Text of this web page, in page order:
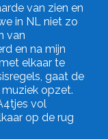
van zien en
in NL niet zo
van
en na mijn
elkaar te
gaat de
opzet.
vol
op de rug